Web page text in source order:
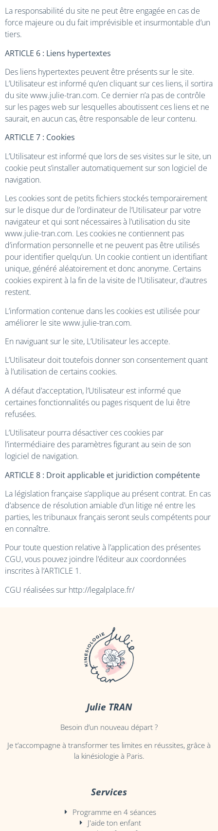
La responsabilité du site ne peut être engagée en cas de
force majeure ou du fait imprévisible et insurmontable d’un
tiers.
ARTICLE 6 : Liens hypertextes
Des liens hypertextes peuvent être présents sur le site.
L’Utilisateur est informé qu’en cliquant sur ces liens, il sortira
du site www.julie-tran.com. Ce dernier n’a pas de contrôle
sur les pages web sur lesquelles aboutissent ces liens et ne
saurait, en aucun cas, être responsable de leur contenu.
ARTICLE 7 : Cookies
L’Utilisateur est informé que lors de ses visites sur le site, un
cookie peut s’installer automatiquement sur son logiciel de
navigation.
Les cookies sont de petits fichiers stockés temporairement
sur le disque dur de l’ordinateur de l’Utilisateur par votre
navigateur et qui sont nécessaires à l’utilisation du site
www.julie-tran.com. Les cookies ne contiennent pas
d’information personnelle et ne peuvent pas être utilisés
pour identifier quelqu’un. Un cookie contient un identifiant
unique, généré aléatoirement et donc anonyme. Certains
cookies expirent à la fin de la visite de l’Utilisateur, d’autres
restent.
L’information contenue dans les cookies est utilisée pour
améliorer le site www.julie-tran.com.
En naviguant sur le site, L’Utilisateur les accepte.
L’Utilisateur doit toutefois donner son consentement quant
à l’utilisation de certains cookies.
A défaut d’acceptation, l’Utilisateur est informé que
certaines fonctionnalités ou pages risquent de lui être
refusées.
L’Utilisateur pourra désactiver ces cookies par
l’intermédiaire des paramètres figurant au sein de son
logiciel de navigation.
ARTICLE 8 : Droit applicable et juridiction compétente
La législation française s’applique au présent contrat. En cas
d’absence de résolution amiable d’un litige né entre les
parties, les tribunaux français seront seuls compétents pour
en connaître.
Pour toute question relative à l’application des présentes
CGU, vous pouvez joindre l’éditeur aux coordonnées
inscrites à l’ARTICLE 1.
CGU réalisées sur http://legalplace.fr/
Julie TRAN
Besoin d’un nouveau départ ?
Je t’accompagne à transformer tes limites en réussites, grâce à
la kinésiologie à Paris.
Services
Programme en 4 séances
J'aide ton enfant